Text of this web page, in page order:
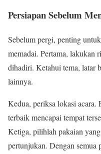
Persiapan Sebelum
Sebelum pergi, penting
memadai. Pertama, lakukan
dihadiri. Ketahui tema, latar
lainnya.
Kedua, periksa lokasi acara.
terbaik mencapai tempat
Ketiga, pilihlah pakaian yang
pertunjukan. Dengan semua